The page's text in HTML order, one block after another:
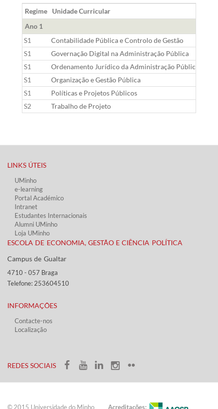
Regime Unidade Curricular
Ano 1
S1
Contabilidade Pública e Controlo de Gestão
S1
Governação Digital na Administração Pública
S1
Ordenamento Jurídico da Administração Pública
S1
Organização e Gestão Pública
S1
Políticas e Projetos Públicos
S2
Trabalho de Projeto
LINKS ÚTEIS​
UMinho
e-learning
Portal Académico
Intranet
Estudantes Inter​​nacionais
Alumni UMinho
Loja UMinho
ESCOLA DE ECONOMIA, GESTÃO E CIÊNCIA POLÍTICA
Campus de Gualtar ​​
4710 - ​057 Braga
Telefone: 253604510​​
INFORMAÇÕES
Contacte-nos
Localização
​REDES SOCIAIS​​
© 2015 Universidade do ​Minho​​​ Acreditações: